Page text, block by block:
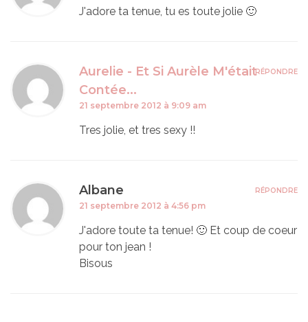
J'adore ta tenue, tu es toute jolie 🙂
Aurelie - Et Si Aurèle M'était
Contée...
21 septembre 2012 à 9:09 am
Tres jolie, et tres sexy !!
RÉPONDRE
Albane
21 septembre 2012 à 4:56 pm
J'adore toute ta tenue! 🙂 Et coup de coeur
pour ton jean !
Bisous
RÉPONDRE